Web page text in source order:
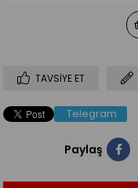
TAVSIYE ET
Telegram
Paylaş